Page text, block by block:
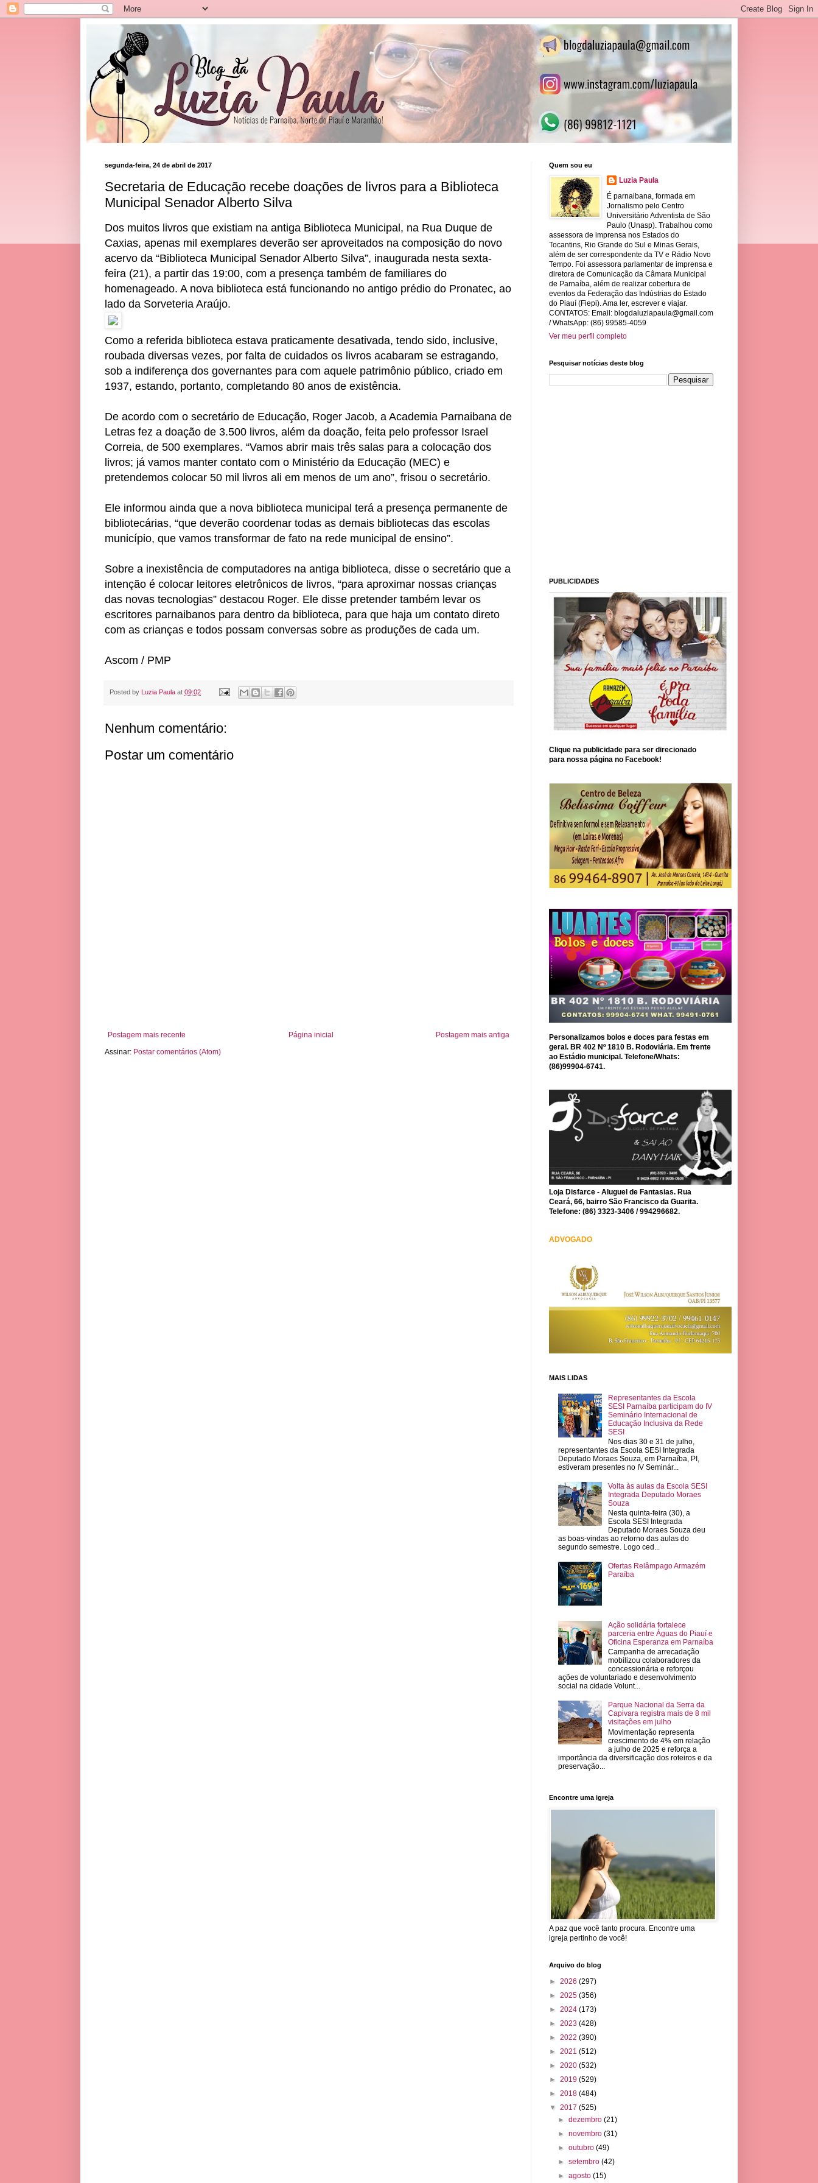
segunda-feira, 24 de abril de 2017
Secretaria de Educação recebe doações de livros para a Biblioteca
Municipal Senador Alberto Silva
Dos muitos livros que existiam na antiga Biblioteca Municipal, na Rua Duque de
Caxias, apenas mil exemplares deverão ser aproveitados na composição do novo
acervo da “Biblioteca Municipal Senador Alberto Silva”, inaugurada nesta sexta-
feira (21), a partir das 19:00, com a presença também de familiares do
homenageado. A nova biblioteca está funcionando no antigo prédio do Pronatec, ao
lado da Sorveteria Araújo.
Como a referida biblioteca estava praticamente desativada, tendo sido, inclusive,
roubada diversas vezes, por falta de cuidados os livros acabaram se estragando,
sob a indiferença dos governantes para com aquele patrimônio público, criado em
1937, estando, portanto, completando 80 anos de existência.
De acordo com o secretário de Educação, Roger Jacob, a Academia Parnaibana de
Letras fez a doação de 3.500 livros, além da doação, feita pelo professor Israel
Correia, de 500 exemplares. “Vamos abrir mais três salas para a colocação dos
livros; já vamos manter contato com o Ministério da Educação (MEC) e
pretendemos colocar 50 mil livros ali em menos de um ano”, frisou o secretário.
Ele informou ainda que a nova biblioteca municipal terá a presença permanente de
bibliotecárias, “que deverão coordenar todas as demais bibliotecas das escolas
município, que vamos transformar de fato na rede municipal de ensino”.
Sobre a inexistência de computadores na antiga biblioteca, disse o secretário que a
intenção é colocar leitores eletrônicos de livros, “para aproximar nossas crianças
das novas tecnologias” destacou Roger. Ele disse pretender também levar os
escritores parnaibanos para dentro da biblioteca, para que haja um contato direto
com as crianças e todos possam conversas sobre as produções de cada um.
Ascom / PMP
Posted by Luzia Paula at 09:02
Nenhum comentário:
Postar um comentário
Postagem mais recente Postagem mais antiga
Página inicial
Assinar: Postar comentários (Atom)
Quem sou eu
Luzia Paula
É parnaibana, formada em
Jornalismo pelo Centro
Universitário Adventista de São
Paulo (Unasp). Trabalhou como
assessora de imprensa nos Estados do
Tocantins, Rio Grande do Sul e Minas Gerais,
além de ser correspondente da TV e Rádio Novo
Tempo. Foi assessora parlamentar de imprensa e
diretora de Comunicação da Câmara Municipal
de Parnaíba, além de realizar cobertura de
eventos da Federação das Indústrias do Estado
do Piauí (Fiepi). Ama ler, escrever e viajar.
CONTATOS: Email: blogdaluziapaula@gmail.com
/ WhatsApp: (86) 99585-4059
Ver meu perfil completo
Pesquisar notícias deste blog
PUBLICIDADES
Clique na publicidade para ser direcionado
para nossa página no Facebook!
Personalizamos bolos e doces para festas em
geral. BR 402 Nº 1810 B. Rodoviária. Em frente
ao Estádio municipal. Telefone/Whats:
(86)99904-6741.
Loja Disfarce - Aluguel de Fantasias. Rua
Ceará, 66, bairro São Francisco da Guarita.
Telefone: (86) 3323-3406 / 994296682.
ADVOGADO
MAIS LIDAS
Representantes da Escola
SESI Parnaíba participam do IV
Seminário Internacional de
Educação Inclusiva da Rede
SESI
Nos dias 30 e 31 de julho,
representantes da Escola SESI Integrada
Deputado Moraes Souza, em Parnaíba, PI,
estiveram presentes no IV Seminár...
Volta às aulas da Escola SESI
Integrada Deputado Moraes
Souza
Nesta quinta-feira (30), a
Escola SESI Integrada
Deputado Moraes Souza deu
as boas-vindas ao retorno das aulas do
segundo semestre. Logo ced...
Ofertas Relâmpago Armazém
Paraíba
Ação solidária fortalece
parceria entre Águas do Piauí e
Oficina Esperanza em Parnaíba
Campanha de arrecadação
mobilizou colaboradores da
concessionária e reforçou
ações de voluntariado e desenvolvimento
social na cidade Volunt...
Parque Nacional da Serra da
Capivara registra mais de 8 mil
visitações em julho
Movimentação representa
crescimento de 4% em relação
a julho de 2025 e reforça a
importância da diversificação dos roteiros e da
preservação...
Encontre uma igreja
A paz que você tanto procura. Encontre uma
igreja pertinho de você!
Arquivo do blog
► 2026 (297)
► 2025 (356)
► 2024 (173)
► 2023 (428)
► 2022 (390)
► 2021 (512)
► 2020 (532)
► 2019 (529)
► 2018 (484)
▼ 2017 (525)
►dezembro(21)
►novembro(31)
►outubro(49)
►setembro(42)
►agosto(15)